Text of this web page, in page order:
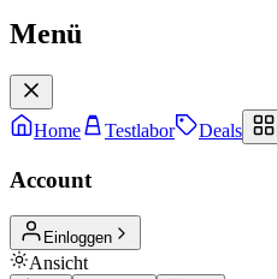
Menü
Home Testlabor Deals
Account
Einloggen
Ansicht